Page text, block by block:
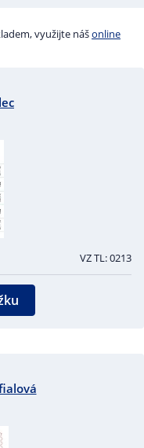
využijte nášonline
VZ TL: 0213